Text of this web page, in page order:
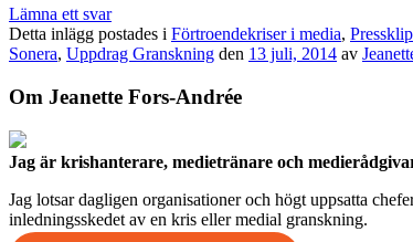
Lämna ett svar
Detta inlägg postades i Förtroendekriser i media,
Sonera, Uppdrag Granskning den 13 juli, 2014 av
Om Jeanette Fors-Andrée
Jag är krishanterare, medietränare och
Jag lotsar dagligen organisationer och högt uppsatta
inledningsskedet av en kris eller medial granskning.